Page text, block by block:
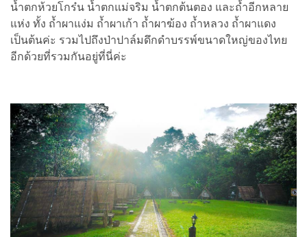
น้ำตกห้วยโกร๋น น้ำตกแม่จริม น้ำตกต้นตอง และถ้ำอีกหลาย
แห่ง ทั้ง ถ้ำผาแง่ม ถ้ำผาเก้า ถ้ำผาฆ้อง ถ้ำหลวง ถ้ำผาแดง
เป็นต้นค่ะ รวมไปถึงป่าปาล์มดึกดำบรรพ์ขนาดใหญ่ของไทย
อีกด้วยที่รวมกันอยู่ที่นี่ค่ะ